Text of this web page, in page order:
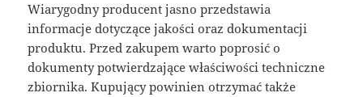
Wiarygodny producent jasno przedstawia
informacje dotyczące jakości oraz dokumentacji
produktu. Przed zakupem warto poprosić o
dokumenty potwierdzające właściwości techniczne
zbiornika. Kupujący powinien otrzymać także